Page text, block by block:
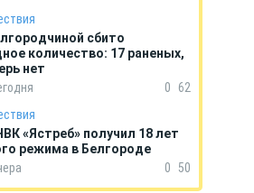
сбито
количество: 17 раненых,
нет
0
62
«Ястреб» получил 18 лет
режима в Белгороде
0 50